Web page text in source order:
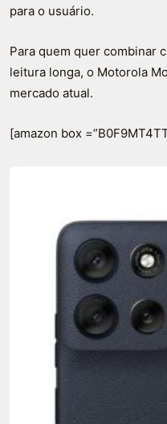
para o usuário.
Para quem quer combinar
leitura longa, o Motorola
mercado atual.
[amazon box